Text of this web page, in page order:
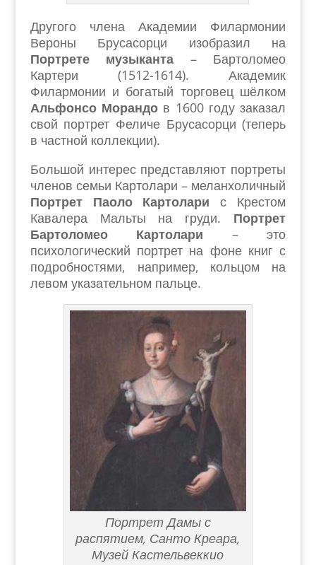
Другого члена Академии Филармонии
Вероны Брусасорци изобразил на
Портрете музыканта – Бартоломео
Картери (1512-1614). Академик
Филармонии и богатый торговец шёлком
Альфонсо Морандов 1600 году заказал
свой портрет Феличе Брусасорци (теперь
в частной коллекции).
Большой интерес представляют портреты
членов семьи Картолари – меланхоличный
Портрет Паоло Картолари с Крестом
Кавалера Мальты на груди. Портрет
Бартоломео Картолари – это
психологический портрет на фоне книг с
подробностями, например, кольцом на
левом указательном пальце.
Портрет Дамы с
распятием, Санто Креара,
Музей Кастельвеккио